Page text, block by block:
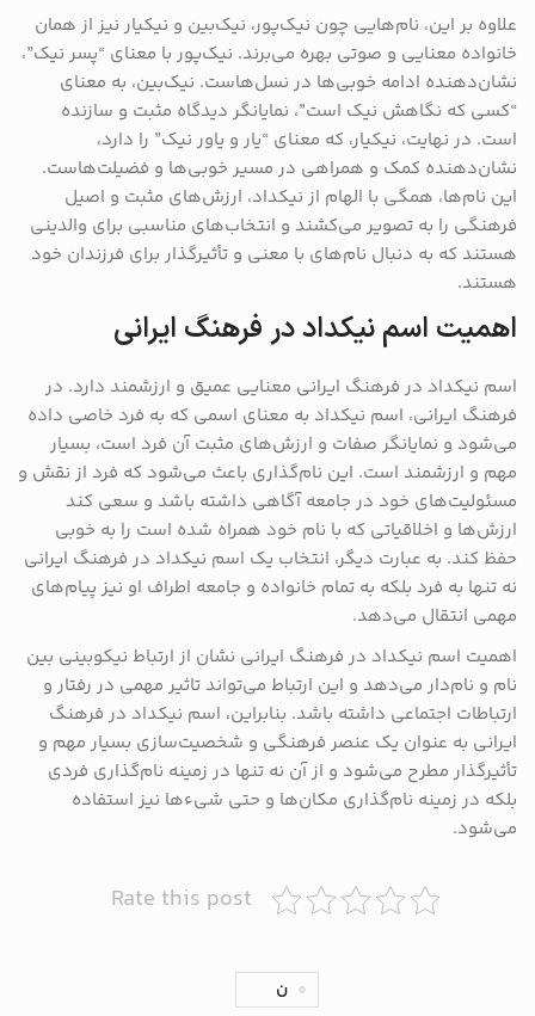
علاوه بر این، نام‌هایی چون نیک‌پور، نیک‌بین و نیکیار نیز از همان
خانواده معنایی و صوتی بهره می‌برند. نیک‌پور با معنای “پسر نیک”،
نشان‌دهنده ادامه خوبی‌ها در نسل‌هاست. نیک‌بین، به معنای
“کسی که نگاهش نیک است”، نمایانگر دیدگاه مثبت و سازنده
است. در نهایت، نیکیار، که معنای “یار و یاور نیک” را دارد،
نشان‌دهنده کمک و همراهی در مسیر خوبی‌ها و فضیلت‌هاست.
این نام‌ها، همگی با الهام از نیکداد، ارزش‌های مثبت و اصیل
فرهنگی را به تصویر می‌کشند و انتخاب‌های مناسبی برای والدینی
هستند که به دنبال نام‌های با معنی و تأثیرگذار برای فرزندان خود
هستند.
اهمیت اسم نیکداد در فرهنگ ایرانی
اسم نیکداد در فرهنگ ایرانی معنایی عمیق و ارزشمند دارد. در
فرهنگ ایرانی، اسم نیکداد به معنای اسمی که به فرد خاصی داده
می‌شود و نمایانگر صفات و ارزش‌های مثبت آن فرد است، بسیار
مهم و ارزشمند است. این نام‌گذاری باعث می‌شود که فرد از نقش و
مسئولیت‌های خود در جامعه آگاهی داشته باشد و سعی کند
ارزش‌ها و اخلاقیاتی که با نام خود همراه شده است را به خوبی
حفظ کند. به عبارت دیگر، انتخاب یک اسم نیکداد در فرهنگ ایرانی
نه تنها به فرد بلکه به تمام خانواده و جامعه اطراف او نیز پیام‌های
مهمی انتقال می‌دهد.
اهمیت اسم نیکداد در فرهنگ ایرانی نشان از ارتباط نیکوبینی بین
نام و نام‌دار می‌دهد و این ارتباط می‌تواند تاثیر مهمی در رفتار و
ارتباطات اجتماعی داشته باشد. بنابراین، اسم نیکداد در فرهنگ
ایرانی به عنوان یک عنصر فرهنگی و شخصیت‌سازی بسیار مهم و
تأثیرگذار مطرح می‌شود و از آن نه تنها در زمینه نام‌گذاری فردی
بلکه در زمینه نام‌گذاری مکان‌ها و حتی شیء‌ها نیز استفاده
می‌شود.
Rate this post
ن